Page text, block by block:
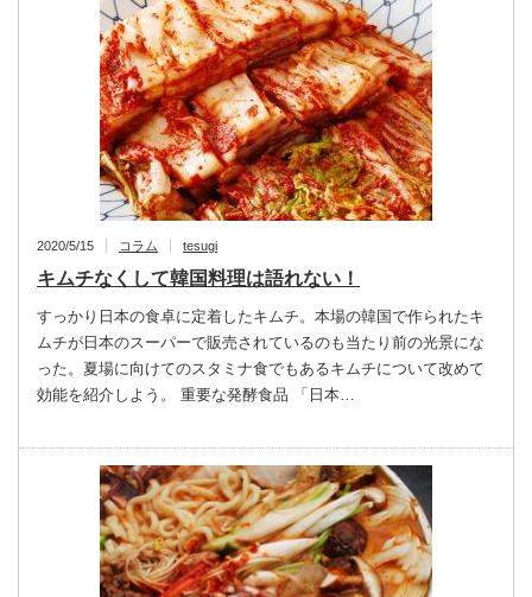
2020/5/15 コラム tesugi
キムチなくして韓国料理は語れない！
すっかり日本の食卓に定着したキムチ。本場の韓国で作られたキ
ムチが日本のスーパーで販売されているのも当たり前の光景にな
った。夏場に向けてのスタミナ食でもあるキムチについて改めて
効能を紹介しよう。 重要な発酵食品 「日本…